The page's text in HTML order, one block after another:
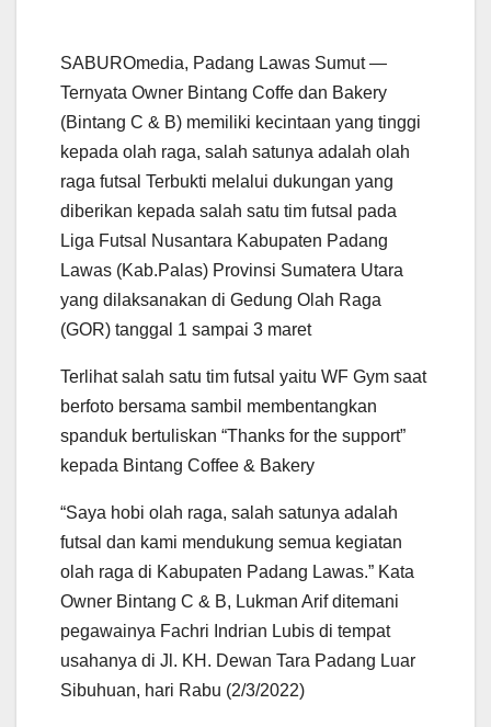
SABUROmedia, Padang Lawas Sumut —
Ternyata Owner Bintang Coffe dan Bakery
(Bintang C & B) memiliki kecintaan yang tinggi
kepada olah raga, salah satunya adalah olah
raga futsal Terbukti melalui dukungan yang
diberikan kepada salah satu tim futsal pada
Liga Futsal Nusantara Kabupaten Padang
Lawas (Kab.Palas) Provinsi Sumatera Utara
yang dilaksanakan di Gedung Olah Raga
(GOR) tanggal 1 sampai 3 maret
Terlihat salah satu tim futsal yaitu WF Gym saat
berfoto bersama sambil membentangkan
spanduk bertuliskan “Thanks for the support”
kepada Bintang Coffee & Bakery
“Saya hobi olah raga, salah satunya adalah
futsal dan kami mendukung semua kegiatan
olah raga di Kabupaten Padang Lawas.” Kata
Owner Bintang C & B, Lukman Arif ditemani
pegawainya Fachri Indrian Lubis di tempat
usahanya di Jl. KH. Dewan Tara Padang Luar
Sibuhuan, hari Rabu (2/3/2022)